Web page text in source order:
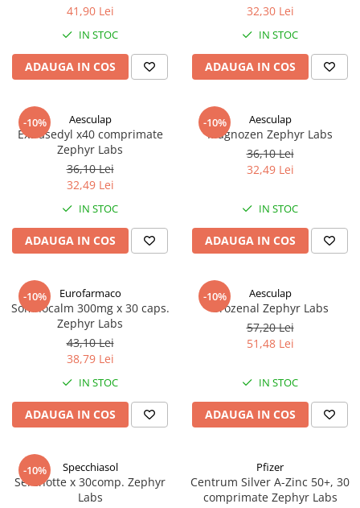
41,90 Lei
IN STOC
ADAUGA IN COS
32,30 Lei
IN STOC
ADAUGA IN COS
-10% Aesculap
Extrasedyl x40 comprimate
Zephyr Labs
36,10 Lei
32,49 Lei
IN STOC
ADAUGA IN COS
-10% Aesculap
Magnozen Zephyr Labs
36,10 Lei
32,49 Lei
IN STOC
ADAUGA IN COS
-10% Eurofarmaco
Somnocalm 300mg x 30 caps.
Zephyr Labs
43,10 Lei
38,79 Lei
IN STOC
ADAUGA IN COS
-10% Aesculap
Urozenal Zephyr Labs
57,20 Lei
51,48 Lei
IN STOC
ADAUGA IN COS
-10% Specchiasol
Serenotte x 30comp. Zephyr
Labs
Pfizer
Centrum Silver A-Zinc 50+, 30
comprimate Zephyr Labs